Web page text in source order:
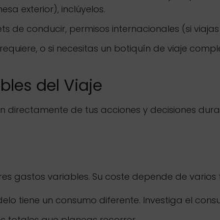
exterior), inclúyelos.
de conducir, permisos internacionales (si
o si necesitas un botiquín de viaje
del Viaje
de tus acciones y decisiones
gastos variables. Su coste depende de varios
tiene un consumo diferente. Investiga el